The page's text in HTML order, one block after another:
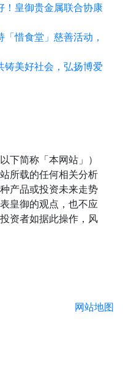
！皇御贵金属联合协康
惜食堂」慈善活动，
铸美好社会，弘扬博爱
下简称「本网站」）
所载的任何相关分析
产品或投资未来走势
皇御的观点，也不应
资者如据此操作，风
网站地图